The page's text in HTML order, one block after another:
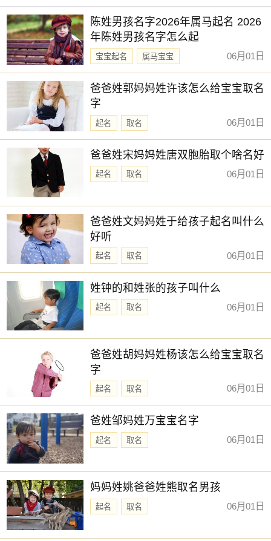
难度了。在现实生活中，很多的生意人或老板要求名字要符
合风水，公司名要吉祥，有财运。所谓，适合自己的才是最
好的。想给公司取一个好名字吗？选择下方的
名】，为公司起一个吉利的好名字吧。
陈姓男孩名字2026年属马起名 2026
年陈姓男孩名字怎么起
宝宝起名
属马宝宝
新生儿取名
06月01日
爸爸姓郭妈妈姓许该怎么给宝宝取名
字
起名 取名 06月01日
爸爸姓宋妈妈姓唐双胞胎取个啥名好
起名 取名 06月01日
爸爸姓文妈妈姓于给孩子起名叫什么
好听
起名 取名 06月01日
姓钟的和姓张的孩子叫什么
起名 取名 06月01日
爸爸姓胡妈妈姓杨该怎么给宝宝取名
字
起名 取名 06月01日
爸姓邹妈姓万宝宝名字
起名 取名 06月01日
妈妈姓姚爸爸姓熊取名男孩
起名 取名 06月01日